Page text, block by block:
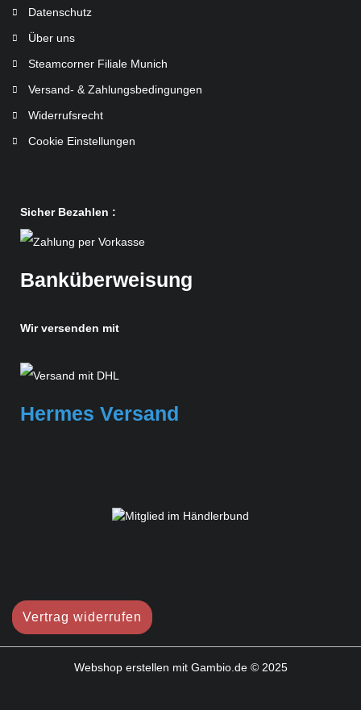
Datenschutz
Über uns
Steamcorner Filiale Munich
Versand- & Zahlungsbedingungen
Widerrufsrecht
Cookie Einstellungen
Sicher Bezahlen :
Banküberweisung
Wir versenden mit
Hermes Versand
Vertrag widerrufen
Webshop erstellen mit Gambio.de © 2025